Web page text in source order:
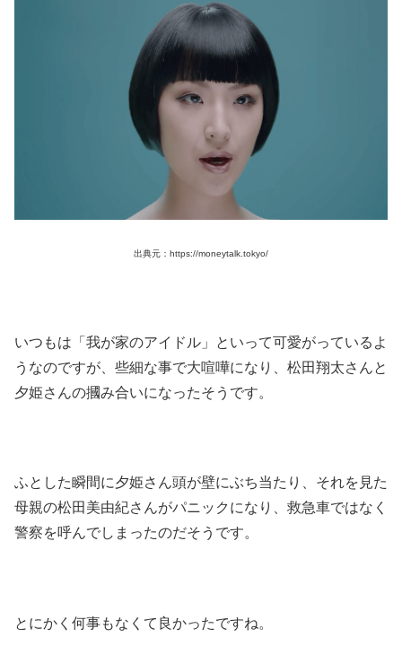
出典元：https://moneytalk.tokyo/
いつもは「我が家のアイドル」といって可愛がっているよ
うなのですが、些細な事で大喧嘩になり、松田翔太さんと
夕姫さんの摑み合いになったそうです。
ふとした瞬間に夕姫さん頭が壁にぶち当たり、それを見た
母親の松田美由紀さんがパニックになり、救急車ではなく
警察を呼んでしまったのだそうです。
とにかく何事もなくて良かったですね。